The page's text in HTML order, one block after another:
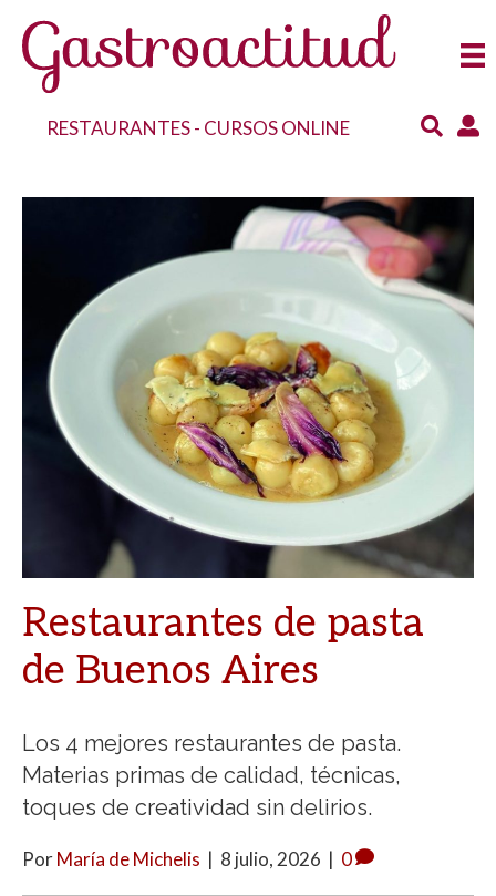
RESTAURANTES- CURSOS ONLINE
Restaurantes de pasta
de Buenos Aires
Los 4 mejores restaurantes de pasta.
Materias primas de calidad, técnicas,
toques de creatividad sin delirios.
PorMaría de Michelis | 8 julio, 2026 | 0